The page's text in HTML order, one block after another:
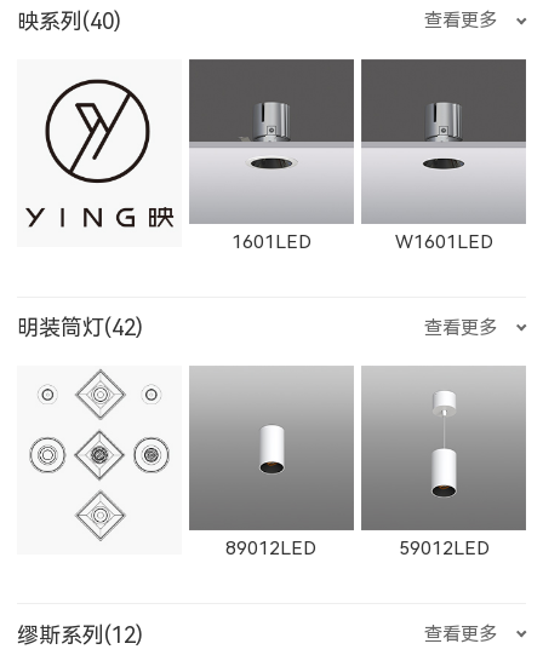
W1615LED-1 W1615LED-2
W1765LED-2 W1766LED
1782LED 11181LED
51352LED
1351LED 1352LED 1231LED-3
1231LED-5 1351LED-3 1351LED-5
映系列(40) 查看更多
1601LED W1601LED
1602LED W1602LED 1861LED
明装筒灯(42) 查看更多
89012LED 59012LED
缪斯系列(12) 查看更多